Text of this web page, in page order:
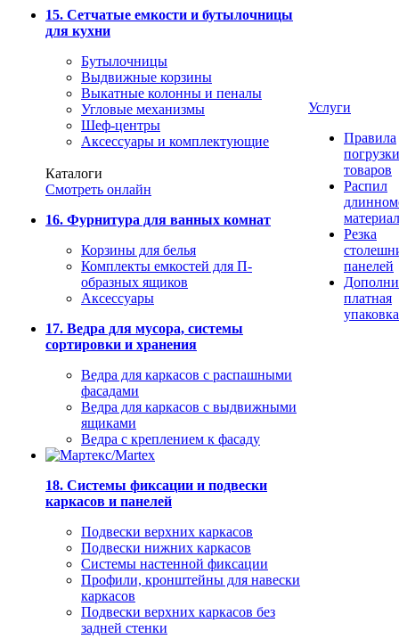
15. Сетчатые емкости и бутылочницы
для кухни
Бутылочницы
Выдвижные корзины
Выкатные колонны и пеналы
Угловые механизмы
Шеф-центры
Аксессуары и комплектующие
Каталоги
Смотреть онлайн
16. Фурнитура для ванных комнат
Корзины для белья
Комплекты емкостей для П-
образных ящиков
Аксессуары
17. Ведра для мусора, системы
сортировки и хранения
Ведра для каркасов с распашными
фасадами
Ведра для каркасов с выдвижными
ящиками
Ведра с креплением к фасаду
18. Системы фиксации и подвески
каркасов и панелей
Подвески верхних каркасов
Подвески нижних каркасов
Системы настенной фиксации
Профили, кронштейны для навески
каркасов
Подвески верхних каркасов без
задней стенки
Услуги
Правила
погрузки
товаров
Распил
Резка
панелей
платная
упаковка